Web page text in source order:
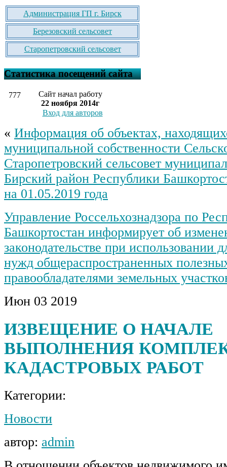
Администрация ГП г. Бирск
Березовский сельсовет
Старопетровский сельсовет
Статистика посещений сайта
777
Сайт начал работу
22 ноября 2014г
Вход для авторов
« Информация об объектах,
муниципальной собственности
Старопетровский сельсовет
Бирский район Республики
на 01.05.2019 года
Управление Россельхознадзора по
Башкортостан информирует об
законодательстве при использовании
нужд общераспространенных
правообладателями земельных
Июн 03 2019
ИЗВЕЩЕНИЕ О НАЧАЛЕ
ВЫПОЛНЕНИЯ
КАДАСТРОВЫХ РАБОТ
Категории:
Новости
автор: admin